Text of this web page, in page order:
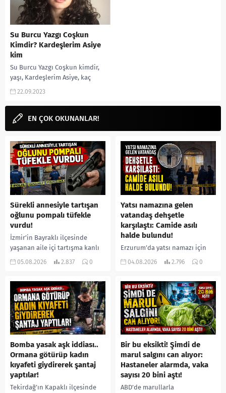
Su Burcu Yazgı Coşkun
Kimdir? Kardeşlerim Asiye
kim
Su Burcu Yazgı Coşkun kimdir,
yaşı, Kardeşlerim Asiye, kaç
yaşında, boyu, kilosu, instagram,
Kırmızı Oda Güler...
22.09.2023
EN ÇOK OKUNANLAR!
Sürekli annesiyle tartışan
oğlunu pompalı tüfekle
vurdu!
İzmir’in Bayraklı ilçesinde
yaşanan aile içi tartışma kanlı
bitti. İddiaya göre, uzun süredir
05.08.2026 2.837 0
Yatsı namazına gelen
vatandaş dehşetle
karşılaştı: Camide asılı
halde bulundu!
Erzurum’da yatsı namazı için
camiye gelen bir vatandaş,
yerine sevk edilen...
04.08.2026 2.796 0
Bomba yasak aşk iddiası..
Ormana götürüp kadın
kıyafeti giydirerek şantaj
yaptılar!
Tekirdağ’ın Kapaklı ilçesinde
Bir bu eksikti! Şimdi de
marul salgını can alıyor:
Hastaneler alarmda, vaka
sayısı 20 bini aştı!
ABD’de marullarla